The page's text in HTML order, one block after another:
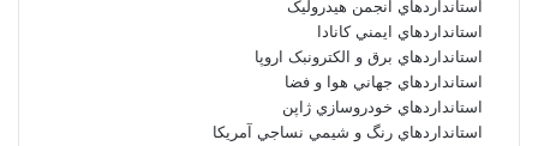
استانداردهاي انجمن هيدروليک
استانداردهاي ايمني کانادا
استانداردهاي برق و الکترونبک اروپا
استانداردهاي جهاني هوا و فضا
استانداردهاي خودروسازي ژاپن
استانداردهاي رنگ و شيمي نساجي آمريکا